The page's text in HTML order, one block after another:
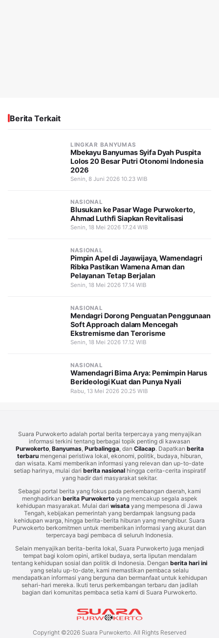
Berita Terkait
LINGKAR BANYUMAS
Mbekayu Banyumas Syifa Dyah Puspita
Lolos 20 Besar Putri Otonomi Indonesia
2026
Senin, 8 Juni 2026 10.23 WIB
NASIONAL
Blusukan ke Pasar Wage Purwokerto,
Ahmad Luthfi Siapkan Revitalisasi
Senin, 18 Mei 2026 17.24 WIB
NASIONAL
Pimpin Apel di Jayawijaya, Wamendagri
Ribka Pastikan Wamena Aman dan
Pelayanan Tetap Berjalan
Senin, 18 Mei 2026 17.14 WIB
NASIONAL
Mendagri Dorong Penguatan Penggunaan
Soft Approach dalam Mencegah
Ekstremisme dan Terorisme
Senin, 18 Mei 2026 17.12 WIB
NASIONAL
Wamendagri Bima Arya: Pemimpin Harus
Berideologi Kuat dan Punya Nyali
Rabu, 13 Mei 2026 20.25 WIB
Suara Purwokerto adalah portal berita terpercaya yang menyajikan
informasi terkini tentang berbagai topik penting di kawasan
Purwokerto, Banyumas, Purbalingga, dan Cilacap. Dapatkan berita
terbarumengenai peristiwa lokal, ekonomi, politik, budaya, hiburan,
dan wisata. Kami memberikan informasi yang relevan dan up-to-date
setiap harinya, mulai dari berita nasionalhingga cerita-cerita inspiratif
yang hadir dari masyarakat sekitar.
Sebagai portal berita yang fokus pada perkembangan daerah, kami
menghadirkan berita Purwokertoyang mencakup segala aspek
kehidupan masyarakat. Mulai dari wisata yang mempesona di Jawa
Tengah, kebijakan pemerintah yang berdampak langsung pada
kehidupan warga, hingga berita-berita hiburan yang menghibur. Suara
Purwokerto berkomitmen untuk memberikan informasi yang akurat dan
terpercaya bagi pembaca di seluruh Indonesia.
Selain menyajikan berita-berita lokal, Suara Purwokerto juga menjadi
tempat bagi kolom opini, artikel budaya, serta liputan mendalam
tentang kehidupan sosial dan politik di Indonesia. Dengan berita hari ini
yang selalu up-to-date, kami memastikan pembaca selalu
mendapatkan informasi yang berguna dan bermanfaat untuk kehidupan
sehari-hari mereka. Ikuti terus perkembangan terbaru dan jadilah
bagian dari komunitas pembaca setia kami di Suara Purwokerto.
Copyright ©2026 Suara Purwokerto. All Rights Reserved